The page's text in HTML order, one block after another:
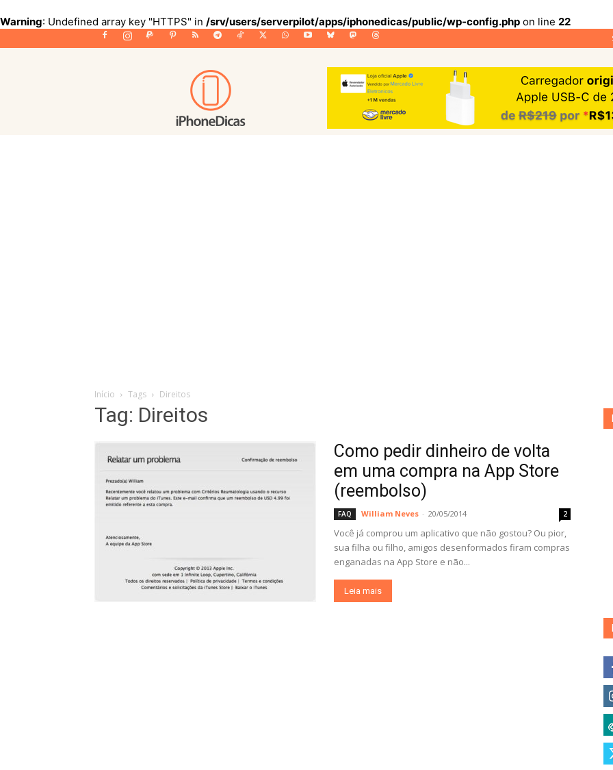
Warning: Undefined array key "HTTPS" in /srv/users/serverpilot/apps/iphonedicas/public/wp-config.php on line 22
iPhoneDicas
Início Tags Direitos
Tag: Direitos
Como pedir dinheiro de volta
em uma compra na App Store
(reembolso)
FAQ William Neves - 20/05/2014 2
Você já comprou um aplicativo que não gostou? Ou pior,
sua filha ou filho, amigos desenformados firam compras
enganadas na App Store e não...
Leia mais